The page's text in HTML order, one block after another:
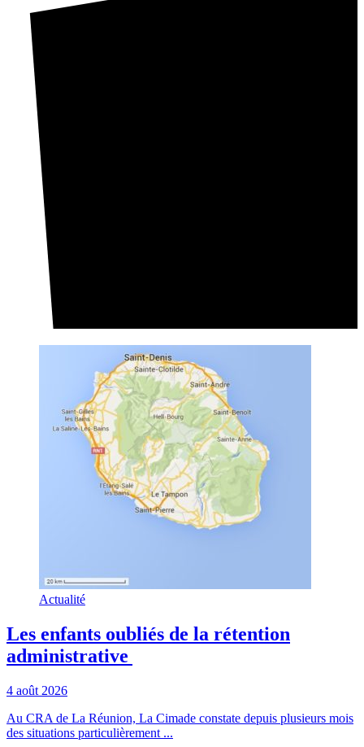
Actualité
Les enfants oubliés de la rétention
administrative
4 août 2026
Au CRA de La Réunion, La Cimade constate depuis plusieurs mois
des situations particulièrement ...